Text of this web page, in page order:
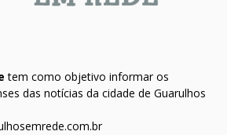
tem como objetivo informar os
das notícias da cidade de Guarulhos